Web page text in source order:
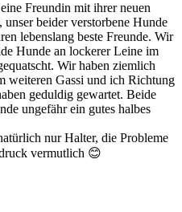
Freundin mit ihrer neuen
beider verstorbene Hunde
lebenslang beste Freunde. Wir
Hunde an lockerer Leine im
Wir haben ziemlich
weiteren Gassi und ich Richtung
geduldig gewartet. Beide
ungefähr ein gutes halbes
nur Halter, die Probleme
vermutlich 😊